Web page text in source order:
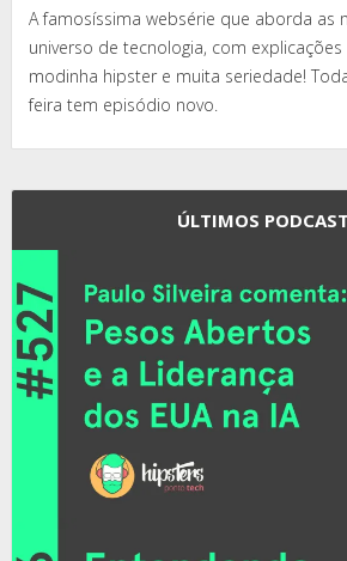
A famosíssima websérie que aborda as
universo de tecnologia, com
modinha hipster e muita seriedade!
feira tem episódio novo.
ÚLTIMOS